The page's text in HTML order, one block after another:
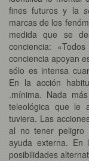
fines futuros y la
marcas de los
medida que se
conciencia:
conciencia apoyan
sólo es intensa
En la acción
.mínima. Nada
teleológica que le
tuviera. Las
al no tener peligro
ayuda externa. En
posibilidades